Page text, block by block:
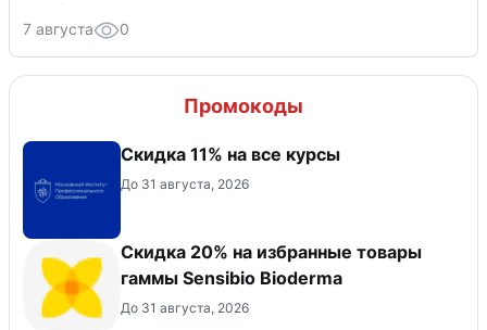
7 августа 0
Промокоды
Скидка 11% на все курсы
До 31 августа, 2026
Скидка 20% на избранные товары
гаммы Sensibio Bioderma
До 31 августа, 2026